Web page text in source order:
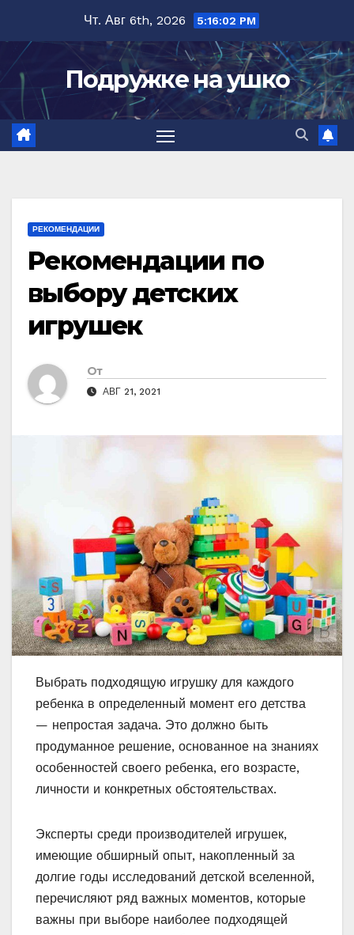
содержимому
Чт. Авг 6th, 2026 5:16:03 PM
Подружке на ушко
РЕКОМЕНДАЦИИ
Рекомендации по
выбору детских
игрушек
От
АВГ 21, 2021
Выбрать подходящую игрушку для каждого
ребенка в определенный момент его детства
— непростая задача. Это должно быть
продуманное решение, основанное на знаниях
особенностей своего ребенка, его возрасте,
личности и конкретных обстоятельствах.
Эксперты среди производителей игрушек,
имеющие обширный опыт, накопленный за
долгие годы исследований детской вселенной,
перечисляют ряд важных моментов, которые
важны при выборе наиболее подходящей